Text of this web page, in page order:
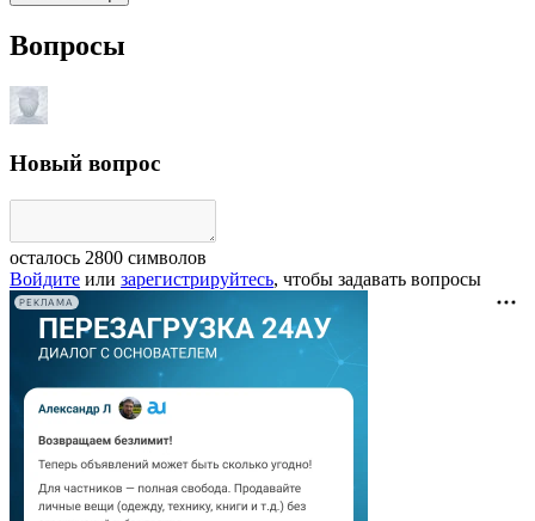
Вопросы
Новый вопрос
осталось 2800 символов
Войдите или зарегистрируйтесь, чтобы задавать вопросы
РЕКЛАМА